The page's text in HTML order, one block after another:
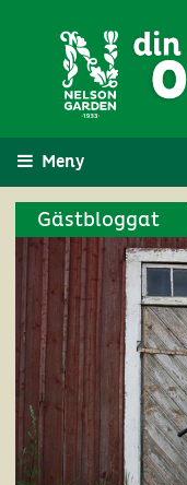
Meny
Gästbloggat